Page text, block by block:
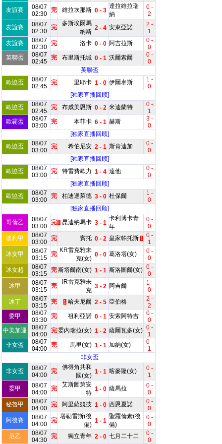
友誼賽
08/07
02:30
完 維拉坎那斯 0 - 3
達拉維拉瑞
納
0 -
2
友誼賽
08/07
02:30
完
多斯埃爾馬
納斯
2 - 4 安東亞諾
2 -
1
友誼賽
08/07
02:30
完 洛卡 0 - 0 阿吉拉斯
0 -
0
英聯盃
08/07
02:45
完 布里斯托城 0 - 1 沃爾索爾
0 -
0
英聯盃
歐協盃
08/07
02:45
完 里耶卡 1 - 0 伊爾韋斯
1 -
0
[独家直播回顾]
歐協盃
08/07
02:45
完 布咸美恩斯 0 - 2 米迪蘭特
0 -
1
歐霸盃
08/07
03:00
完 本菲卡 6 - 1 赫斯
3 -
0
[独家直播回顾]
歐協盃
08/07
03:00
完 希伯尼安 2 - 1 斯肯迪加
0 -
0
[独家直播回顾]
歐協盃
08/07
03:00
完 特雷費歐力 1 - 4 達他
0 -
0
[独家直播回顾]
歐協盃
08/07
03:00
完 柏迪遜萊德 3 - 0 杜保爾
1 -
0
[独家直播回顾]
哥倫乙
08/07
03:00
完 1 昆迪納馬卡 3 - 1
卡利博卡青
年
0 -
0
玻利甲
08/07
03:00
完 賓托 0 - 2 皇家帕托斯 1
0 -
1
冰女甲
08/07
03:15
完
KR雷克雅未
克(女)
0 - 0 葛洛塔(女)
0 -
0
冰女超
08/07
03:15
完斯塔爾南(女) 1 - 1 斯洛圖爾(女) 0 -
0
冰甲
08/07
03:15
完
IR雷克雅未
克
3 - 2 阿吉爾
1 -
0
冰丁
08/07
03:15
完 1 哈夫尼爾 2 - 5 亞伯格
2 -
2
委甲
08/07
03:30
完 祖利亞諾 0 - 1 安索阿特吉
0 -
0
中美加運
08/07
04:00
完委內瑞拉(女) 1 - 2 薩爾瓦多(女) 0 -
1
非女盃
08/07
04:00
完 馬里(女) 1 - 1 加納(女)
0 -
1
非女盃
非女盃
08/07
04:00
完
佛得角共和
國(女)
1 - 1 喀麥隆(女)
0 -
1
委甲
08/07
04:00
完
艾斯圖第安
特
1 - 0 薩馬拉
0 -
0
秘魯甲
08/07
04:00
完 阿里薩競技 1 - 0 西恩夏諾
0 -
0
阿後賽
08/07
04:00
完
塔勒雷斯(後
備)
1 - 1
聖羅倫素(後
備)
0 -
0
厄乙
08/07
04:30
完 獨立青年 2 - 0 七月二十二
0 -
0